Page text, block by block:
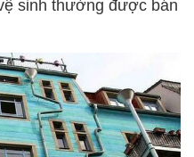
sinh thường được bán